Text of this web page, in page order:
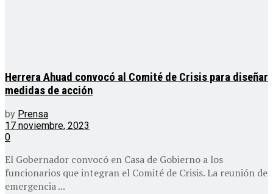
Herrera Ahuad convocó al Comité de Crisis para diseñar
medidas de acción
by Prensa
17 noviembre, 2023
0
El Gobernador convocó en Casa de Gobierno a los
funcionarios que integran el Comité de Crisis. La reunión de
emergencia ...